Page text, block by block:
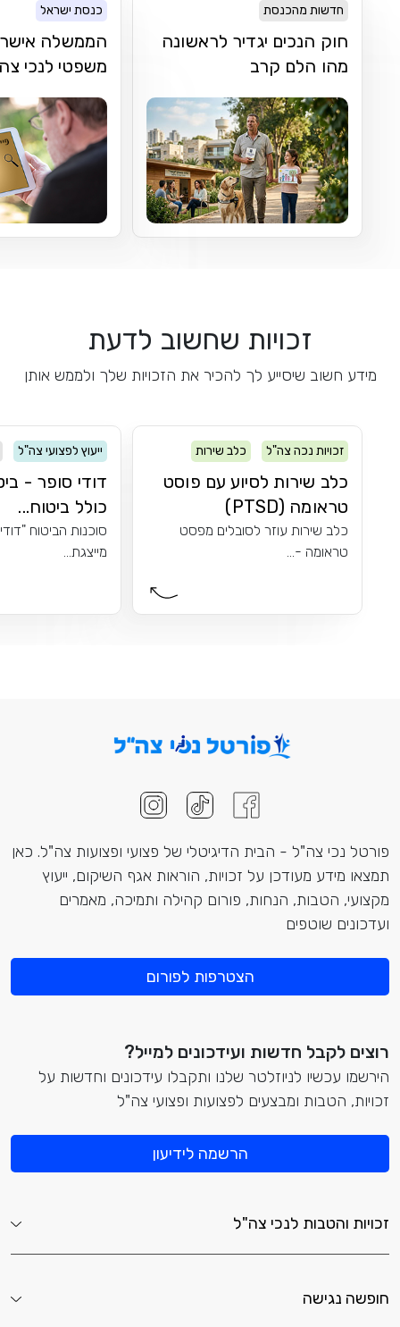
חדשות מהכנסת
חוק הנכים יגדיר לראשונה
מהו הלם קרב
כנסת ישראל
הממשלה אישרה
משפטי לנכי
זכויות שחשוב לדעת
מידע חשוב שיסייע לך להכיר את הזכויות שלך ולממש אותן
זכויות נכה צה"ל
כלב שירות
PTSD
כלב שירות לסיוע עם פוסט
טראומה (PTSD)
כלב שירות עוזר לסובלים מפסט
טראומה -...
ייעוץ לפצועי צה"ל
דודי סופר -
כולל ביטוח...
סוכנות הביטוח
מייצגת...
פורטל נכי צה"ל - הבית הדיגיטלי של פצועי ופצועות צה"ל. כאן
תמצאו מידע מעודכן על זכויות, הוראות אגף השיקום, ייעוץ
מקצועי, הטבות, הנחות, פורום קהילה ותמיכה, מאמרים
ועדכונים שוטפים
הצטרפות לפורום
רוצים לקבל חדשות ועידכונים למייל?
הירשמו עכשיו לניוזלטר שלנו ותקבלו עידכונים וחדשות על
זכויות, הטבות ומבצעים לפצועות ופצועי צה"ל
הרשמה לידיעון
זכויות והטבות לנכי צה"ל
חופשה נגישה